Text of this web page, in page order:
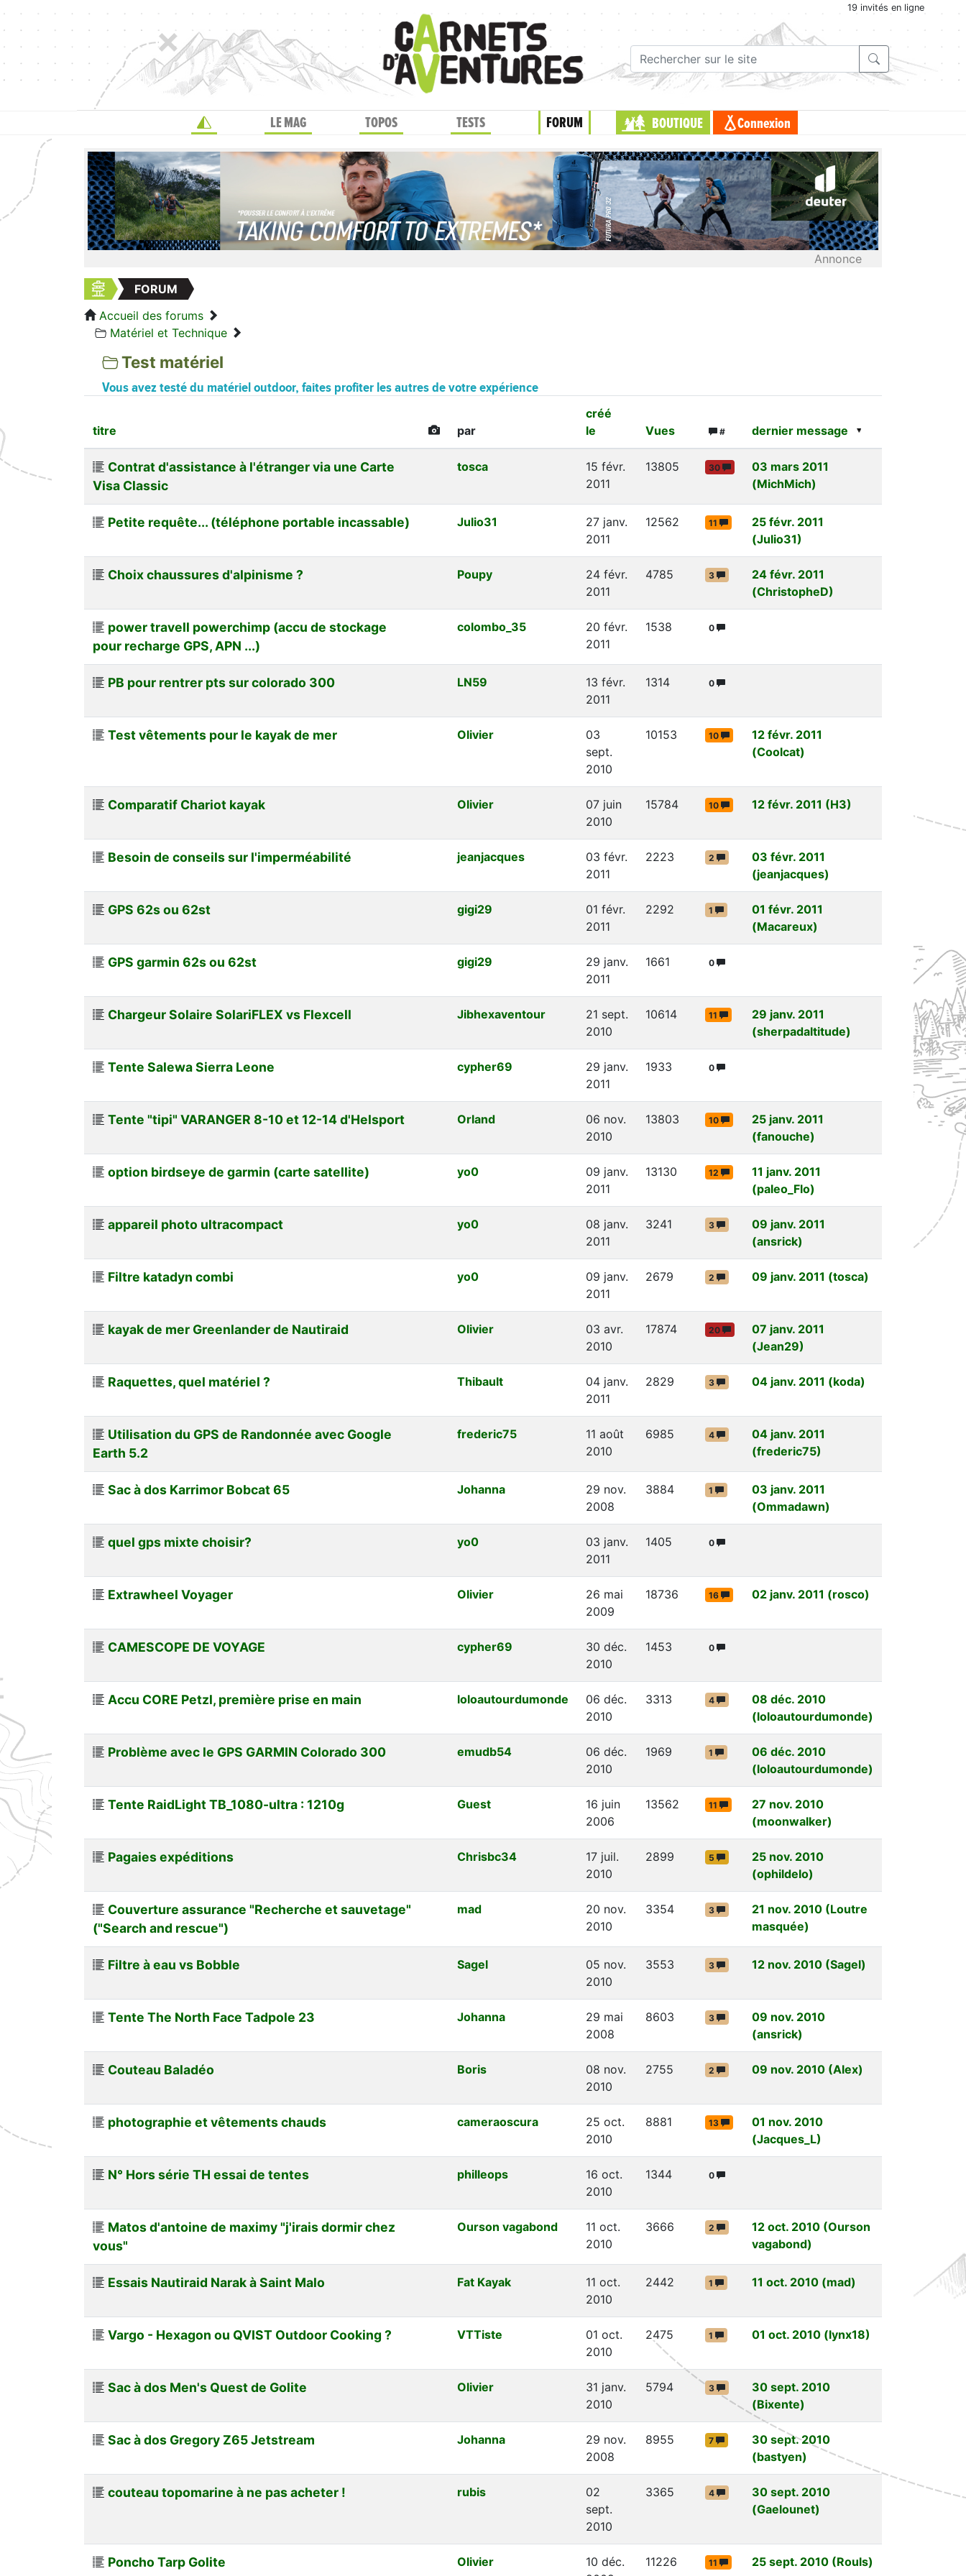
19 invités en ligne
LE MAG TOPOS TESTS FORUM BOUTIQUE Connexion
Annonce
FORUM
Accueil des forums
Matériel et Technique
Test matériel
Vous avez testé du matériel outdoor, faites profiter les autres de votre expérience
titre par
créé
le
Vues # dernier message
Contrat d'assistance à l'étranger via une Carte
Visa Classic
tosca
15 févr.
2011
13805 30
03 mars 2011
(MichMich)
Petite requête... (téléphone portable incassable) Julio31
27 janv.
2011
12562 11
25 févr. 2011
(Julio31)
Choix chaussures d'alpinisme ? Poupy
24 févr.
2011
4785 3
24 févr. 2011
(ChristopheD)
power travell powerchimp (accu de stockage
pour recharge GPS, APN ...)
colombo_35
20 févr.
2011
1538 0
PB pour rentrer pts sur colorado 300 LN59
13 févr.
2011
1314 0
Test vêtements pour le kayak de mer Olivier
03
sept.
2010
10153 10
12 févr. 2011
(Coolcat)
Comparatif Chariot kayak Olivier
07 juin
2010
15784 10 12 févr. 2011 (H3)
Besoin de conseils sur l'imperméabilité jeanjacques
03 févr.
2011
2223 2
03 févr. 2011
(jeanjacques)
GPS 62s ou 62st gigi29
01 févr.
2011
2292 1
01 févr. 2011
(Macareux)
GPS garmin 62s ou 62st gigi29
29 janv.
2011
1661 0
Chargeur Solaire SolariFLEX vs Flexcell Jibhexaventour
21 sept.
2010
10614 11
29 janv. 2011
(sherpadaltitude)
Tente Salewa Sierra Leone cypher69
29 janv.
2011
1933 0
Tente "tipi" VARANGER 8-10 et 12-14 d'Helsport Orland
06 nov.
2010
13803 10
25 janv. 2011
(fanouche)
option birdseye de garmin (carte satellite) yo0
09 janv.
2011
13130 12
11 janv. 2011
(paleo_Flo)
appareil photo ultracompact yo0
08 janv.
2011
3241 3
09 janv. 2011
(ansrick)
Filtre katadyn combi yo0
09 janv.
2011
2679 2 09 janv. 2011 (tosca)
kayak de mer Greenlander de Nautiraid Olivier
03 avr.
2010
17874 20
07 janv. 2011
(Jean29)
Raquettes, quel matériel ? Thibault
04 janv.
2011
2829 3 04 janv. 2011 (koda)
Utilisation du GPS de Randonnée avec Google
Earth 5.2
frederic75
11 août
2010
6985 4
04 janv. 2011
(frederic75)
Sac à dos Karrimor Bobcat 65 Johanna
29 nov.
2008
3884 1
03 janv. 2011
(Ommadawn)
quel gps mixte choisir? yo0
03 janv.
2011
1405 0
Extrawheel Voyager Olivier
26 mai
2009
18736 16 02 janv. 2011 (rosco)
CAMESCOPE DE VOYAGE cypher69
30 déc.
2010
1453 0
Accu CORE Petzl, première prise en main loloautourdumonde
06 déc.
2010
3313 4
08 déc. 2010
(loloautourdumonde)
Problème avec le GPS GARMIN Colorado 300 emudb54
06 déc.
2010
1969 1
06 déc. 2010
(loloautourdumonde)
Tente RaidLight TB_1080-ultra : 1210g Guest
16 juin
2006
13562 11
27 nov. 2010
(moonwalker)
Pagaies expéditions Chrisbc34
17 juil.
2010
2899 5
25 nov. 2010
(ophildelo)
Couverture assurance "Recherche et sauvetage"
("Search and rescue")
mad
20 nov.
2010
3354 3
21 nov. 2010 (Loutre
masquée)
Filtre à eau vs Bobble Sagel
05 nov.
2010
3553 3 12 nov. 2010 (Sagel)
Tente The North Face Tadpole 23 Johanna
29 mai
2008
8603 3
09 nov. 2010
(ansrick)
Couteau Baladéo Boris
08 nov.
2010
2755 2 09 nov. 2010 (Alex)
photographie et vêtements chauds cameraoscura
25 oct.
2010
8881 13
01 nov. 2010
(Jacques_L)
N° Hors série TH essai de tentes philleops
16 oct.
2010
1344 0
Matos d'antoine de maximy "j'irais dormir chez
vous"
Ourson vagabond
11 oct.
2010
3666 2
12 oct. 2010 (Ourson
vagabond)
Essais Nautiraid Narak à Saint Malo Fat Kayak
11 oct.
2010
2442 1 11 oct. 2010 (mad)
Vargo - Hexagon ou QVIST Outdoor Cooking ? VTTiste
01 oct.
2010
2475 1 01 oct. 2010 (lynx18)
Sac à dos Men's Quest de Golite Olivier
31 janv.
2010
5794 3
30 sept. 2010
(Bixente)
Sac à dos Gregory Z65 Jetstream Johanna
29 nov.
2008
8955 7
30 sept. 2010
(bastyen)
couteau topomarine à ne pas acheter ! rubis
02
sept.
2010
3365 4
30 sept. 2010
(Gaelounet)
Poncho Tarp Golite Olivier
10 déc.
11226 11 25 sept. 2010 (Rouls)